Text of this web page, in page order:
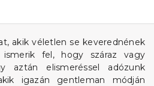
akik véletlen se keverednének
fel, hogy száraz vagy
aztán elismeréssel adózunk
igazán gentleman módján